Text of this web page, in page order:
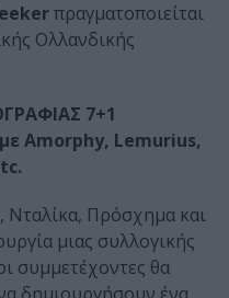
πραγματοποιείται
Ολλανδικής
7+1
Amorphy, Lemurius,
Νταλίκα, Πρόσχημα και
μιας συλλογικής
συμμετέχοντες θα